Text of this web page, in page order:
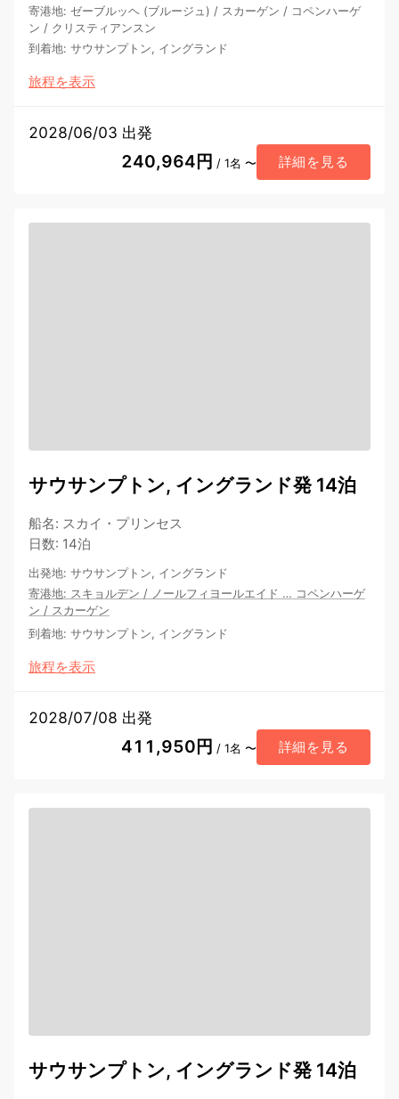
寄港地: ゼーブルッヘ (ブルージュ) / スカーゲン / コペンハーゲ
ン / クリスティアンスン
到着地: サウサンプトン, イングランド
旅程を表示
2028/06/03 出発
240,964円 / 1名 〜 詳細を見る
サウサンプトン, イングランド発 14泊
船名: スカイ・プリンセス
日数: 14泊
出発地: サウサンプトン, イングランド
寄港地: スキョルデン / ノールフィヨールエイド … コペンハーゲ
ン / スカーゲン
到着地: サウサンプトン, イングランド
旅程を表示
2028/07/08 出発
411,950円 / 1名 〜 詳細を見る
サウサンプトン, イングランド発 14泊